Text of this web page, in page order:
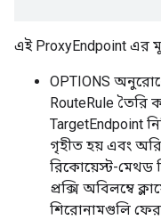
এই ProxyEndpoint এর
OPTIONS
RouteRule তৈরি
TargetEndpoint
গৃহীত হয় এবং
রিকোয়েস্ট-মেথড
প্রক্সি অবিলম্বে
শিরোনামগুলি